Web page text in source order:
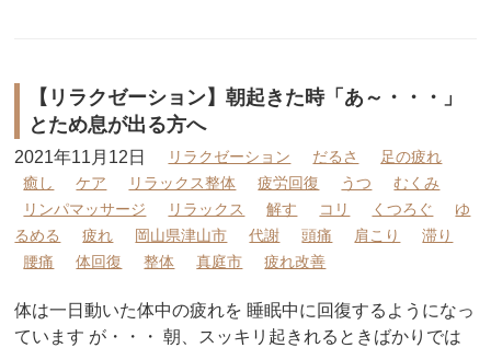
【リラクゼーション】朝起きた時「あ～・・・」
とため息が出る方へ
2021年11月12日 リラクゼーション だるさ
足の疲れ
癒し
ケア リラックス整体 疲労回復 うつ
むくみ
リンパマッサージ
リラックス 解す コリ くつろぐ
ゆ
るめる
疲れ 岡山県津山市 代謝 頭痛 肩こり
滞り
腰痛
体回復 整体 真庭市 疲れ改善
体は一日動いた体中の疲れを 睡眠中に回復するようになっ
ています が・・・ 朝、スッキリ起きれるときばかりでは